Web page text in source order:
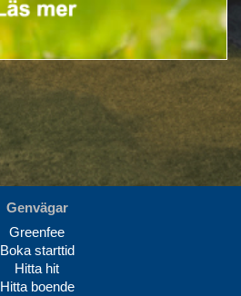
Genvägar
Greenfee
Boka starttid
Hitta hit
Hitta boende